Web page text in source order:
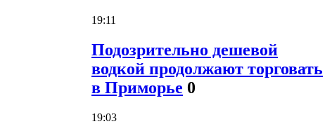
19:11
Подозрительно дешевой
водкой продолжают торговать
в Приморье 0
19:03